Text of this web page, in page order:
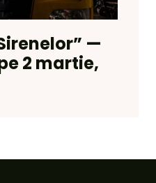
—
2 martie,